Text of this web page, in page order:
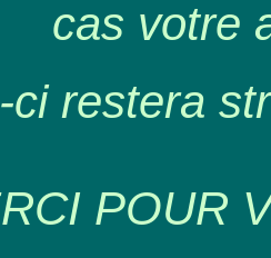
cas votre
ci restera
POUR